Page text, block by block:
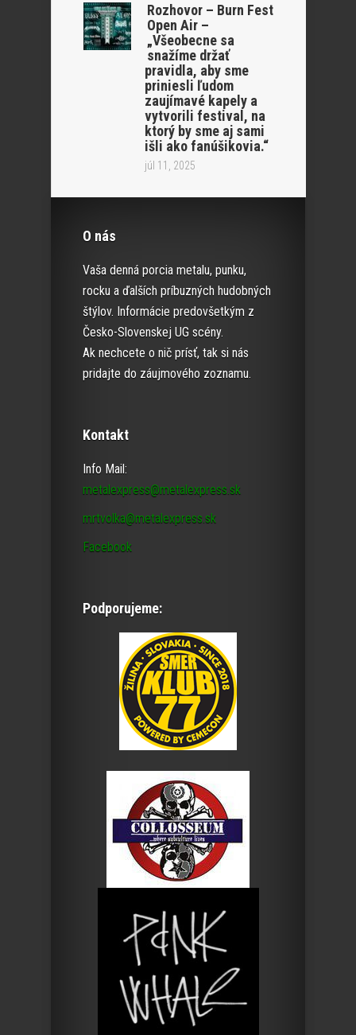
Rozhovor – Burn Fest
Open Air –
„Všeobecne sa
snažíme držať
pravidla, aby sme
priniesli ľudom
zaujímavé kapely a
vytvorili festival, na
ktorý by sme aj sami
išli ako fanúšikovia.“
júl 11, 2025
O nás
Vaša denná porcia metalu, punku,
rocku a ďalších príbuzných hudobných
štýlov. Informácie predovšetkým z
Česko-Slovenskej UG scény.
Ak nechcete o nič prísť, tak si nás
pridajte do záujmového zoznamu.
Kontakt
Info Mail:
metalexpress@metalexpress.sk
mrtvolka@metalexpress.sk
Facebook
Podporujeme: